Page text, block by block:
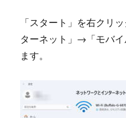
「スタート」を右クリ
ターネット」→「モバ
ます。